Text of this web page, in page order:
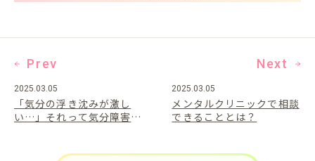
Prev
2025.03.05
「気分の浮き沈みが激し
い…」それって気分障害の
Next
2025.03.05
メンタルクリニックで相談
できることとは？